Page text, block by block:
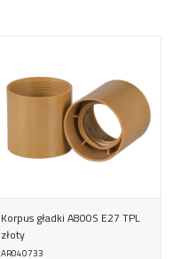
Korpus gładki A800S E27 TPL
złoty
AR040733